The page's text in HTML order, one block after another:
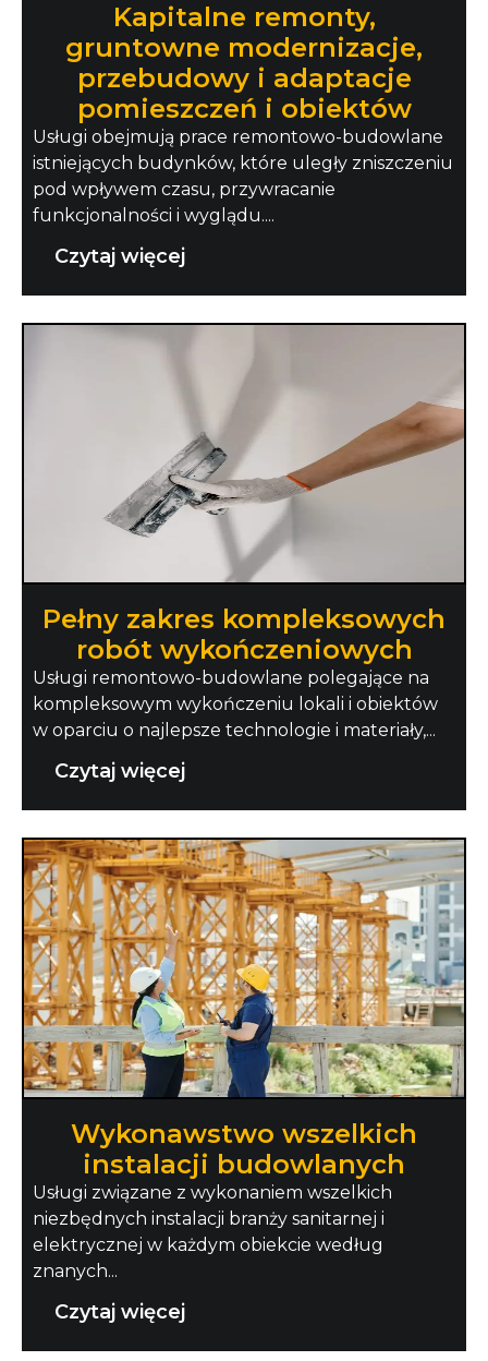
Kapitalne remonty,
gruntowne modernizacje,
przebudowy i adaptacje
pomieszczeń i obiektów
Usługi obejmują prace remontowo-budowlane
istniejących budynków, które uległy zniszczeniu
pod wpływem czasu, przywracanie
funkcjonalności i wyglądu....
Czytaj więcej
Pełny zakres kompleksowych
robót wykończeniowych
Usługi remontowo-budowlane polegające na
kompleksowym wykończeniu lokali i obiektów
w oparciu o najlepsze technologie i materiały,...
Czytaj więcej
Wykonawstwo wszelkich
instalacji budowlanych
Usługi związane z wykonaniem wszelkich
niezbędnych instalacji branży sanitarnej i
elektrycznej w każdym obiekcie według
znanych...
Czytaj więcej